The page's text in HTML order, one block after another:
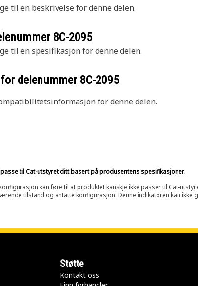
til en beskrivelse for denne delen.
8C-2095
til en spesifikasjon for denne delen.
delenummer 8C-2095
for denne delen.
til Cat-utstyret ditt basert på produsentens spesifikasjoner.
kan føre til at produktet kanskje ikke passer til Cat-
tilstand og antatte konfigurasjon. Denne indikatoren kan ikke
Støtte
Kontakt oss